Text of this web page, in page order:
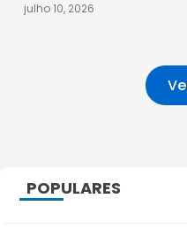
julho 10, 2026
POPULARES